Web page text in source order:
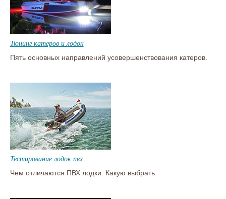
Тюнинг катеров и лодок
Пять основных направлений усовершенствования катеров.
Тестирование лодок пвх
Чем отличаются ПВХ лодки. Какую выбрать.